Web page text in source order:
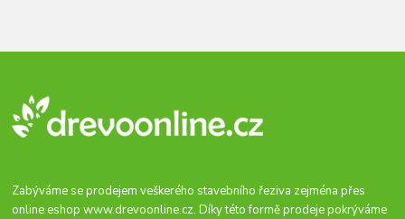
Zabýváme se prodejem veškerého stavebního řeziva zejména přes
online eshopwww.drevoonline.cz. Díky této formě prodeje pokrýváme